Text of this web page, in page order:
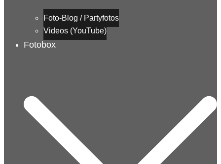
Foto-Blog / Partyfotos
Videos (YouTube)
Fotobox